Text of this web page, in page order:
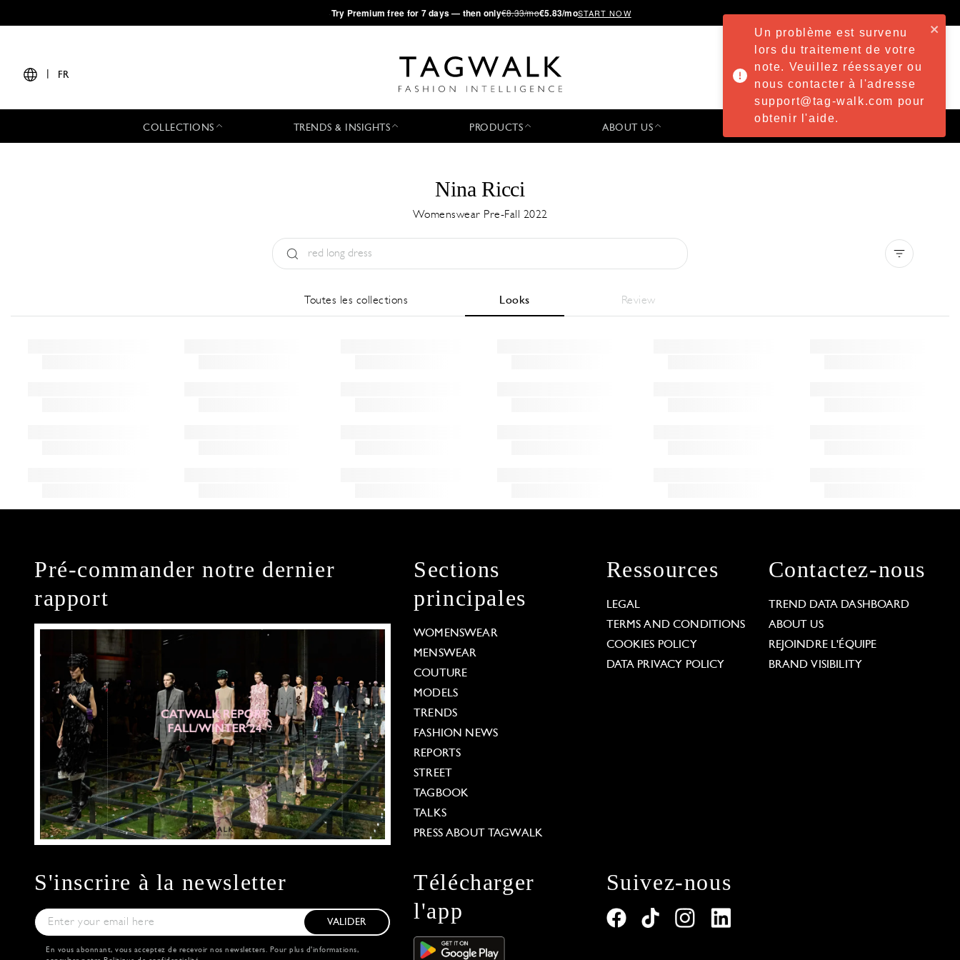
·Try Premium free for 7 days — then only€8.33/mo€5.83/moSTART NOW
FR
COLLECTIONS TRENDS & INSIGHTS PRODUCTS ABOUT US
Nina Ricci
Womenswear Pre-Fall 2022
Toutes les collections Looks Review
Pré-commander notre dernier
rapport
Sections
principales
WOMENSWEAR
MENSWEAR
COUTURE
MODELS
TRENDS
FASHION NEWS
REPORTS
STREET
TAGBOOK
TALKS
PRESS ABOUT TAGWALK
Ressources
LEGAL
TERMS AND CONDITIONS
COOKIES POLICY
DATA PRIVACY POLICY
Contactez-nous
TREND DATA DASHBOARD
ABOUT US
REJOINDRE L'ÉQUIPE
BRAND VISIBILITY
S'inscrire à la newsletter
VALIDER
En vous abonnant, vous acceptez de recevoir nos newsletters. Pour plus d'informations,
Télécharger
l'app
Suivez-nous
Un problème est survenu
lors du traitement de votre
note. Veuillez réessayer ou
nous contacter à l'adresse
support@tag-walk.com pour
obtenir l'aide.